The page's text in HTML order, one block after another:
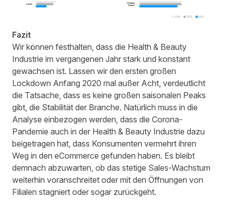
Fazit
Wir können festhalten, dass die Health & Beauty
Industrie im vergangenen Jahr stark und konstant
gewachsen ist. Lassen wir den ersten großen
Lockdown Anfang 2020 mal außer Acht, verdeutlicht
die Tatsache, dass es keine großen saisonalen Peaks
gibt, die Stabilität der Branche. Natürlich muss in die
Analyse einbezogen werden, dass die Corona-
Pandemie auch in der Health & Beauty Industrie dazu
beigetragen hat, dass Konsumenten vermehrt ihren
Weg in den eCommerce gefunden haben. Es bleibt
demnach abzuwarten, ob das stetige Sales-Wachstum
weiterhin voranschreitet oder mit den Öffnungen von
Filialen stagniert oder sogar zurückgeht.